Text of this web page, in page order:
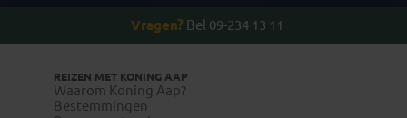
Vragen? Bel 09-234 13 11
REIZEN MET KONING AAP
Waarom Koning Aap?
Bestemmingen